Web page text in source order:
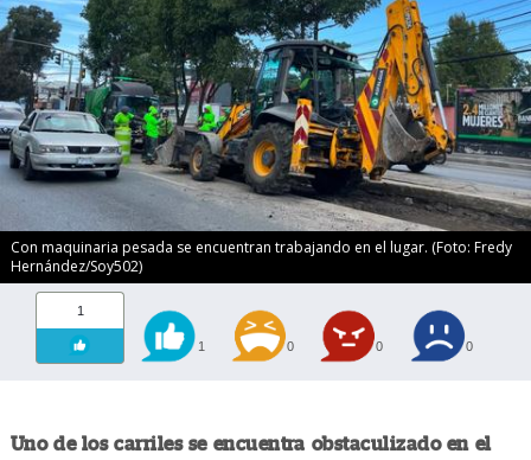
Con maquinaria pesada se encuentran trabajando en el lugar. (Foto: Fredy
Hernández/Soy502)
1
1 0 0 0
Uno de los carriles se encuentra obstaculizado en el